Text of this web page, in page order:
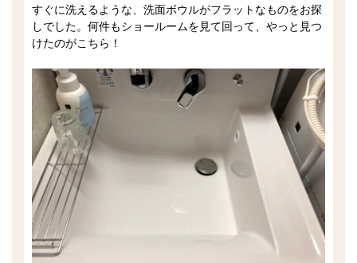
すぐに洗えるような、洗面ボウルがフラットなものをお探
しでした。何件もショールームを見て回って、やっと見つ
けたのがこちら！